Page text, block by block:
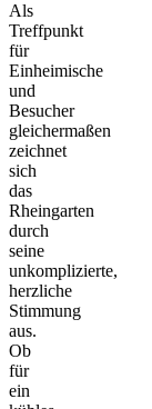
Als
Treffpunkt
für
Einheimische
und
Besucher
gleichermaßen
zeichnet
sich
das
Rheingarten
durch
seine
unkomplizierte,
herzliche
Stimmung
aus.
Ob
für
ein